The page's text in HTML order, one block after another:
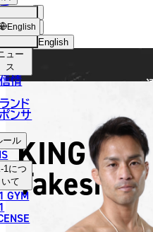
English
中文（
中文（
ョッ
プ
ュー
ス
情
ンド
ンサ
ール
1につ
いて
GYM
English
KING
Takeshi